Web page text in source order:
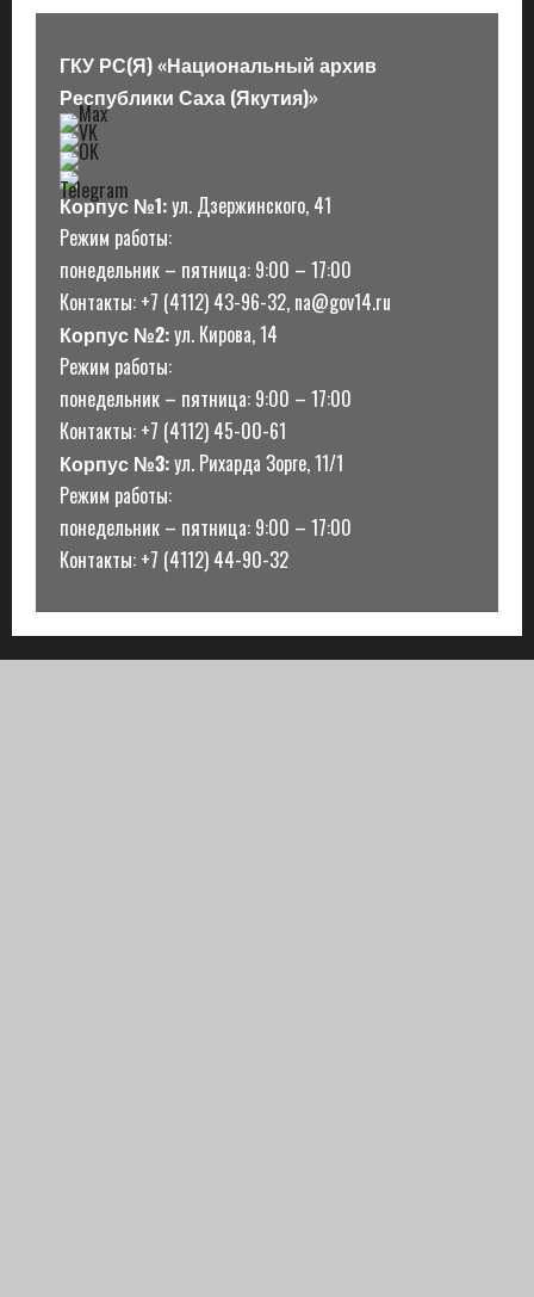
ГКУ РС(Я) «Национальный архив
Республики Саха (Якутия)»
Корпус №1:ул. Дзержинского, 41
Режим работы:
понедельник – пятница: 9:00 – 17:00
Контакты: +7 (4112) 43-96-32, na@gov14.ru
Корпус №2:ул. Кирова, 14
Режим работы:
понедельник – пятница: 9:00 – 17:00
Контакты: +7 (4112) 45-00-61
Корпус №3:ул. Рихарда Зорге, 11/1
Режим работы:
понедельник – пятница: 9:00 – 17:00
Контакты: +7 (4112) 44-90-32